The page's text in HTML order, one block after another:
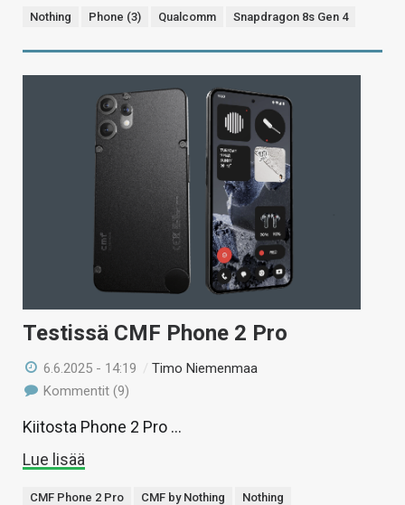
Nothing Phone (3) Qualcomm Snapdragon 8s Gen 4
Testissä CMF Phone 2 Pro
6.6.2025 - 14:19 /Timo Niemenmaa
Kommentit (9)
Kiitosta Phone 2 Pro …
Lue lisää
CMF Phone 2 Pro CMF by Nothing Nothing